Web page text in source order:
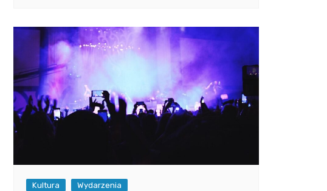
Kultura Wydarzenia